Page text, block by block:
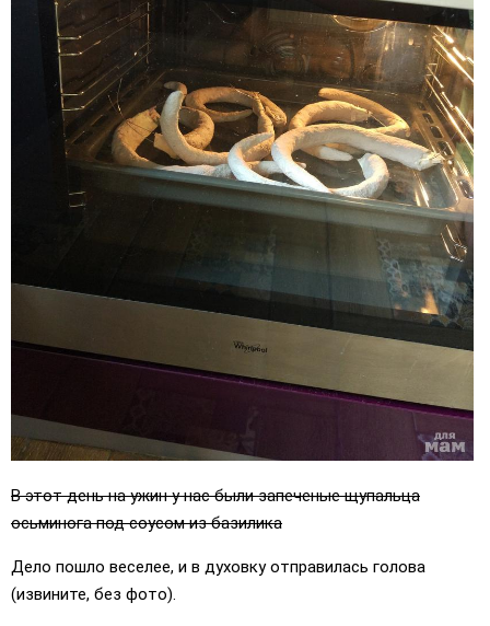
В этот день на ужин у нас были запеченые щупальца
осьминога под соусом из базилика
Дело пошло веселее, и в духовку отправилась голова
(извините, без фото).